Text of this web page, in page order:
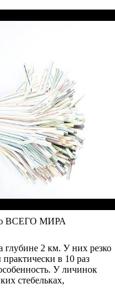
ВСЕГО МИРА
глубине 2 км. У них резко
в 10 раз
У личинок
стебельках,